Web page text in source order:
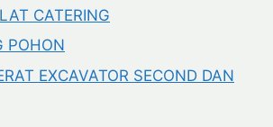
CATERING
POHON
EXCAVATOR SECOND DAN